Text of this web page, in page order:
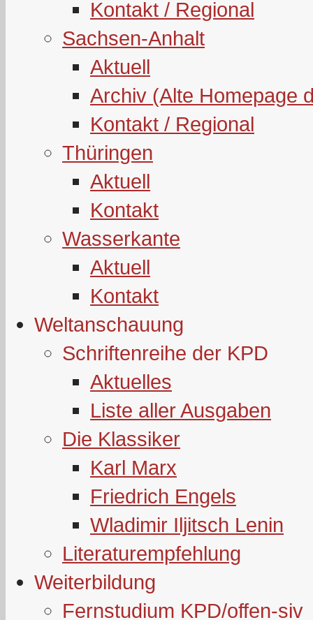
Kontakt / Regional
Sachsen-Anhalt
Aktuell
Archiv (Alte Homepage
Kontakt / Regional
Thüringen
Aktuell
Kontakt
Wasserkante
Aktuell
Kontakt
Weltanschauung
Schriftenreihe der KPD
Aktuelles
Liste aller Ausgaben
Die Klassiker
Karl Marx
Friedrich Engels
Wladimir Iljitsch Lenin
Literaturempfehlung
Weiterbildung
Fernstudium KPD/offen-siv